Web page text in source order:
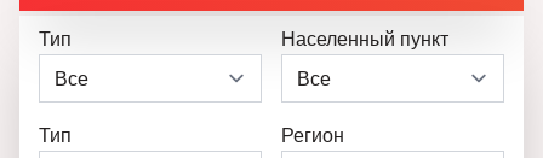
Тип Населенный пункт
Тип Регион